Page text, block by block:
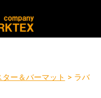
ター＆バーマット > ラバ